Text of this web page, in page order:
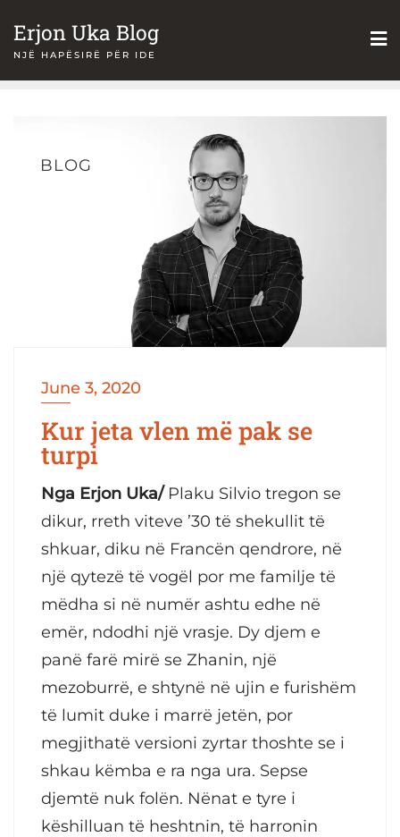
toErjon Uka Blog
NJË HAPËSIRË PËR IDE
BLOG
June 3, 2020
Kur jeta vlen më pak se
turpi
Nga Erjon Uka/Plaku Silvio tregon se
dikur, rreth viteve ’30 të shekullit të
shkuar, diku në Francën qendrore, në
një qytezë të vogël por me familje të
mëdha si në numër ashtu edhe në
emër, ndodhi një vrasje. Dy djem e
panë farë mirë se Zhanin, një
mezoburrë, e shtynë në ujin e furishëm
të lumit duke i marrë jetën, por
megjithatë versioni zyrtar thoshte se i
shkau këmba e ra nga ura. Sepse
djemtë nuk folën. Nënat e tyre i
këshilluan të heshtnin, të harronin